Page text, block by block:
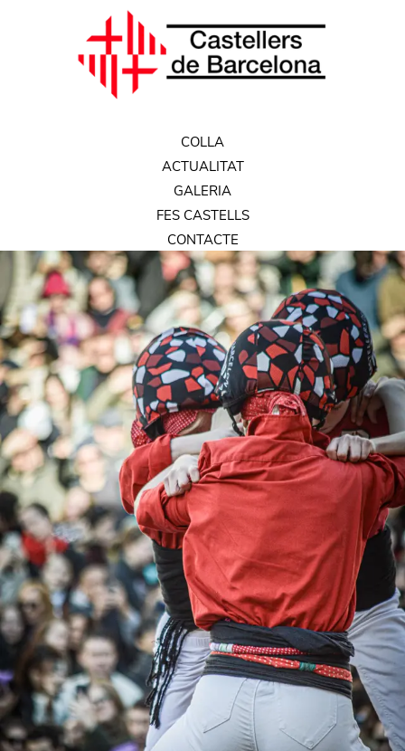
COLLA
ACTUALITAT
GALERIA
FES CASTELLS
CONTACTE